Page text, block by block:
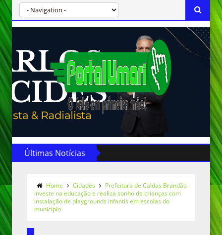
Últimas Notícias
Home Cidades
Prefeitura de Caldas Brandão
investe na educação e realiza sonho de crianças com
instalação de playgrounds infantis em escolas do
município